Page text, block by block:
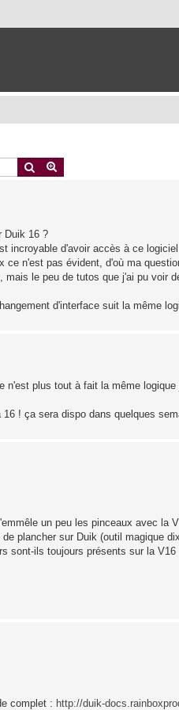
Search
Duik 16 ?
incroyable d'avoir accès à ce
ce n'est pas évident, d'où ma
le peu de tutos que j'ai pu voir
d'interface suit la même
plus tout à fait la même logique
! ça sera dispo dans quelques
un peu les pinceaux avec la
plancher sur Duik (outil magique
sont-ils toujours présents sur la V16
complet : http://duik-